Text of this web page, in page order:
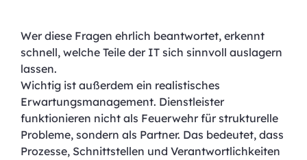
Wer diese Fragen ehrlich beantwortet, erkennt
schnell, welche Teile der IT sich sinnvoll auslagern
lassen.
Wichtig ist außerdem ein realistisches
Erwartungsmanagement. Dienstleister
funktionieren nicht als Feuerwehr für strukturelle
Probleme, sondern als Partner. Das bedeutet, dass
Prozesse, Schnittstellen und Verantwortlichkeiten